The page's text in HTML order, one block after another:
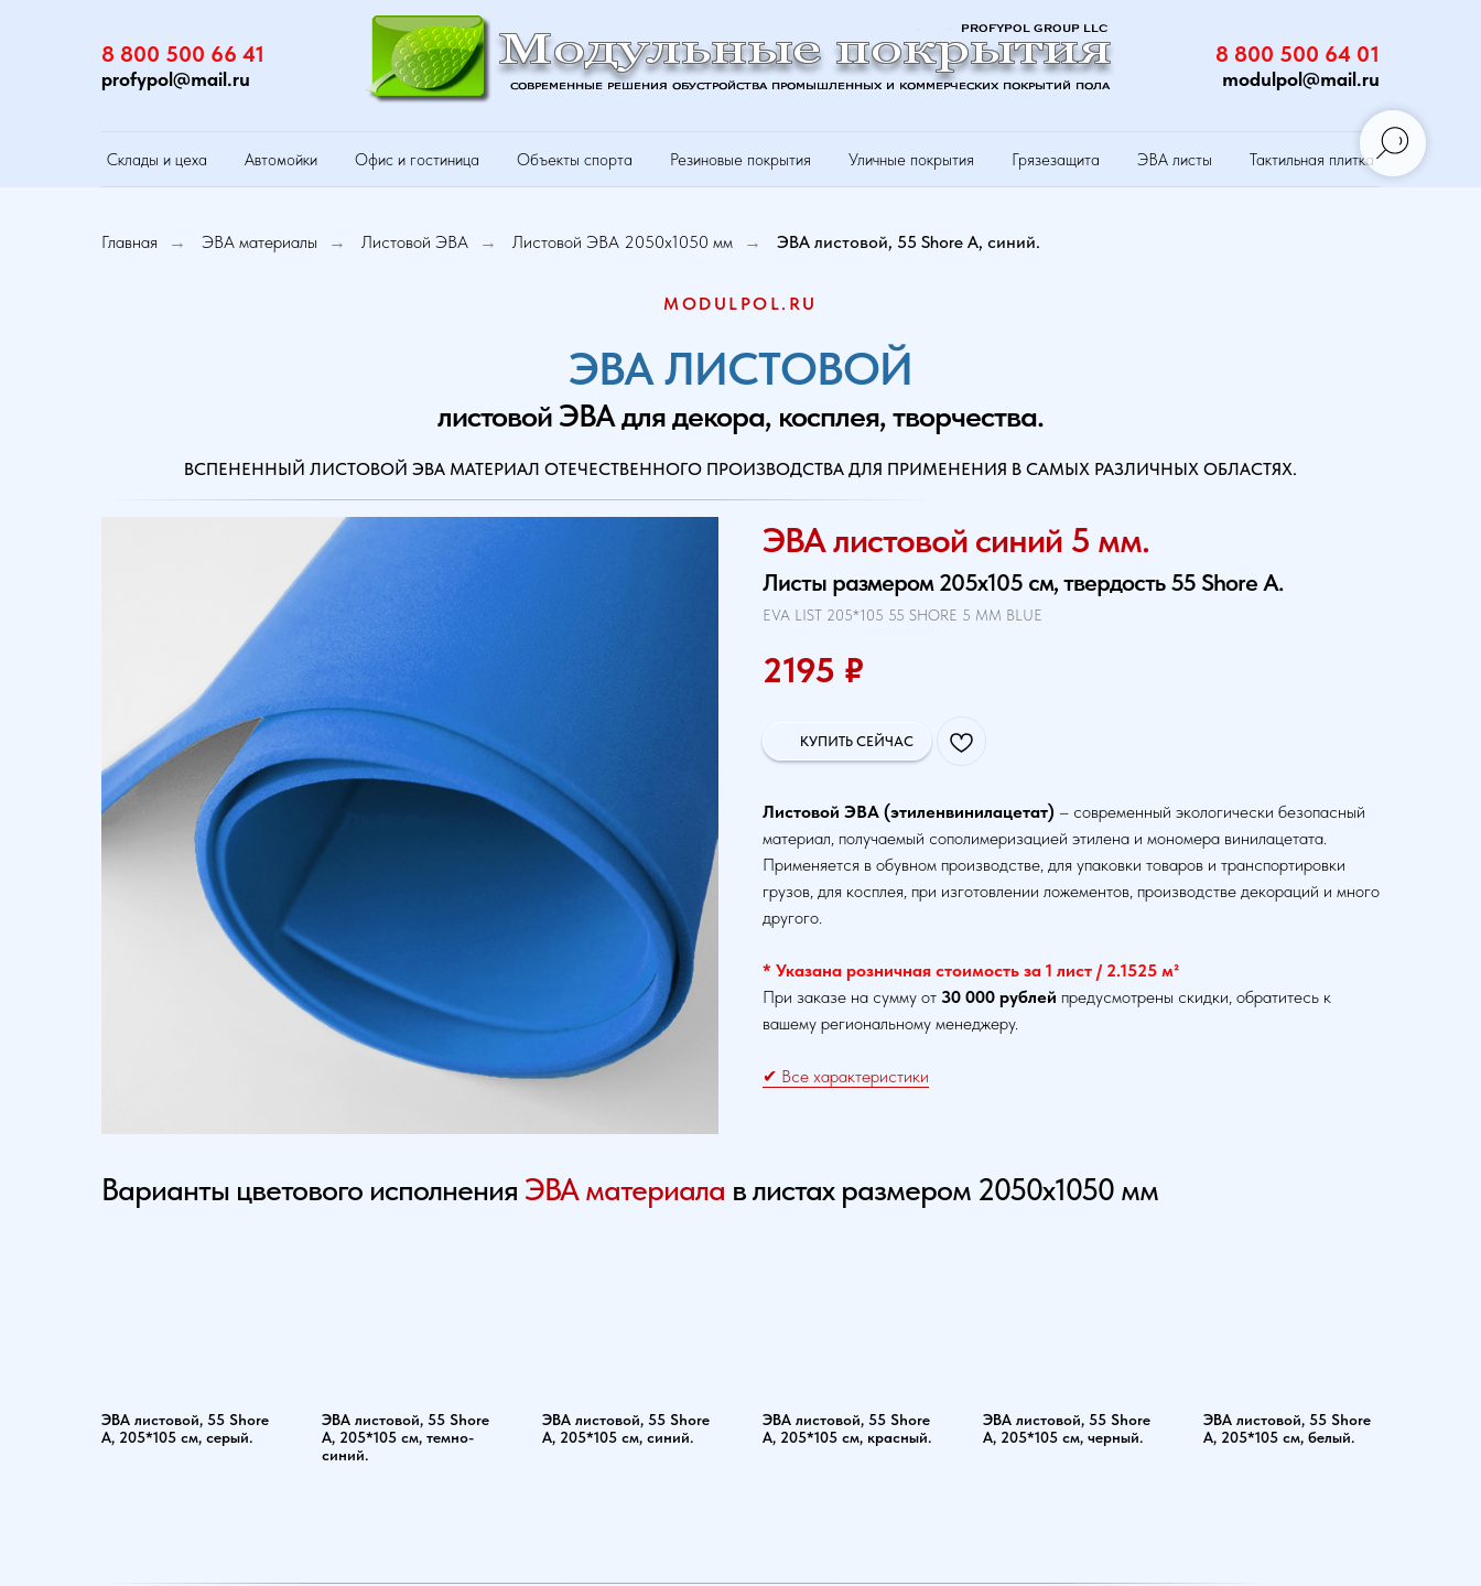
8 800 500 66 41
profypol@mail.ru
8 800 500 64 01
modulpol@mail.ru
Склады и цеха Автомойки Офис и гостиница Объекты спорта Резиновые покрытия Уличные покрытия Грязезащита ЭВА листы Тактильная плитка
Главная → ЭВА материалы → Листовой ЭВА → Листовой ЭВА 2050х1050 мм → ЭВА листовой, 55 Shore A, синий.
MODULPOL.RU
ЭВА ЛИСТОВОЙ
листовой ЭВА для декора, косплея, творчества.
ВСПЕНЕННЫЙ ЛИСТОВОЙ ЭВА МАТЕРИАЛ ОТЕЧЕСТВЕННОГО ПРОИЗВОДСТВА ДЛЯ ПРИМЕНЕНИЯ В САМЫХ РАЗЛИЧНЫХ ОБЛАСТЯХ.
ЭВА листовой синий 5 мм.
Листы размером 205х105 см, твердость 55 Shore A.
EVA LIST 205*105 55 SHORE 5 MM BLUE
2195 ₽
КУПИТЬ СЕЙЧАС
Листовой ЭВА (этиленвинилацетат) – современный экологически безопасный
материал, получаемый сополимеризацией этилена и мономера винилацетата.
Применяется в обувном производстве, для упаковки товаров и транспортировки
грузов, для косплея, при изготовлении ложементов, производстве декораций и много
другого.
* Указана розничная стоимость за 1 лист / 2.1525 м²
При заказе на сумму от 30 000 рублей предусмотрены скидки, обратитесь к
вашему региональному менеджеру.
✔ Все характеристики
Варианты цветового исполнения ЭВА материала в листах размером 2050х1050 мм
ЭВА листовой, 55 Shore
A, 205*105 см, серый.
ЭВА листовой, 55 Shore
A, 205*105 см, темно-
синий.
ЭВА листовой, 55 Shore
A, 205*105 см, синий.
ЭВА листовой, 55 Shore
A, 205*105 см, красный.
ЭВА листовой, 55 Shore
A, 205*105 см, черный.
ЭВА листовой, 55 Shore
A, 205*105 см, белый.